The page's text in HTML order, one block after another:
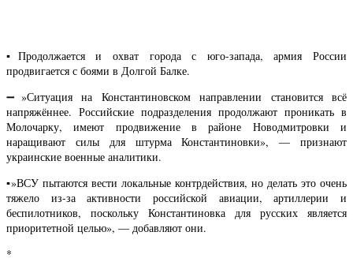
▪️Продолжается и охват города с юго-запада, армия России
продвигается с боями в Долгой Балке.
➖»Ситуация на Константиновском направлении становится всё
напряжённее. Российские подразделения продолжают проникать в
Молочарку, имеют продвижение в районе Новодмитровки и
наращивают силы для штурма Константиновки», — признают
украинские военные аналитики.
▪️»ВСУ пытаются вести локальные контрдействия, но делать это очень
тяжело из-за активности российской авиации, артиллерии и
беспилотников, поскольку Константиновка для русских является
приоритетной целью», — добавляют они.
*